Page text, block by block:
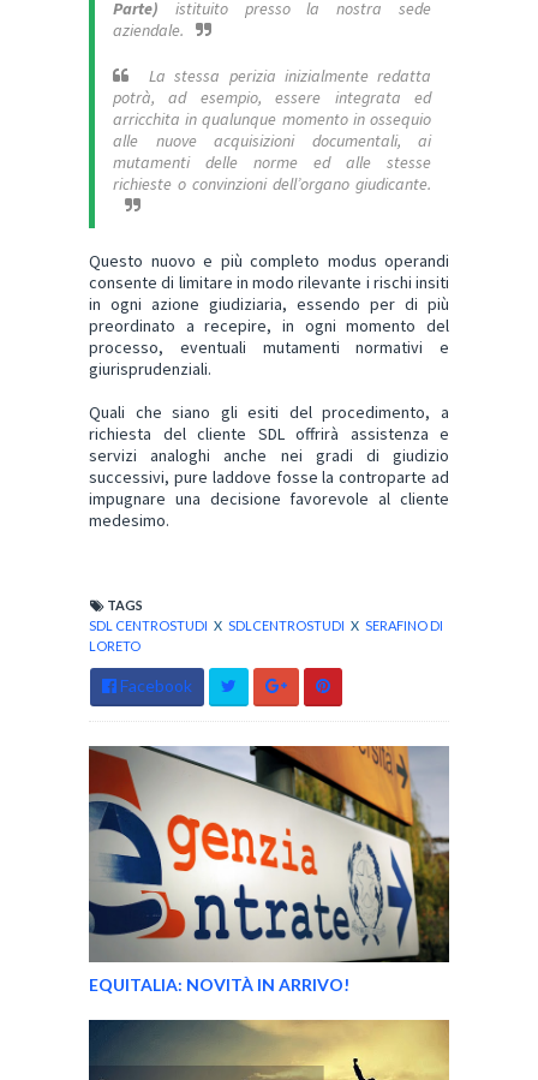
Parte) istituito presso la nostra sede
aziendale.
La stessa perizia inizialmente redatta
potrà, ad esempio, essere integrata ed
arricchita in qualunque momento in ossequio
alle nuove acquisizioni documentali, ai
mutamenti delle norme ed alle stesse
richieste o convinzioni dell’organo giudicante.
Questo nuovo e più completo modus operandi
consente di limitare in modo rilevante i rischi insiti
in ogni azione giudiziaria, essendo per di più
preordinato a recepire, in ogni momento del
processo, eventuali mutamenti normativi e
giurisprudenziali.
Quali che siano gli esiti del procedimento, a
richiesta del cliente SDL offrirà assistenza e
servizi analoghi anche nei gradi di giudizio
successivi, pure laddove fosse la controparte ad
impugnare una decisione favorevole al cliente
medesimo.
TAGS
SDL CENTROSTUDI X SDLCENTROSTUDI X SERAFINO DI
LORETO
Facebook
EQUITALIA: NOVITÀ IN ARRIVO!